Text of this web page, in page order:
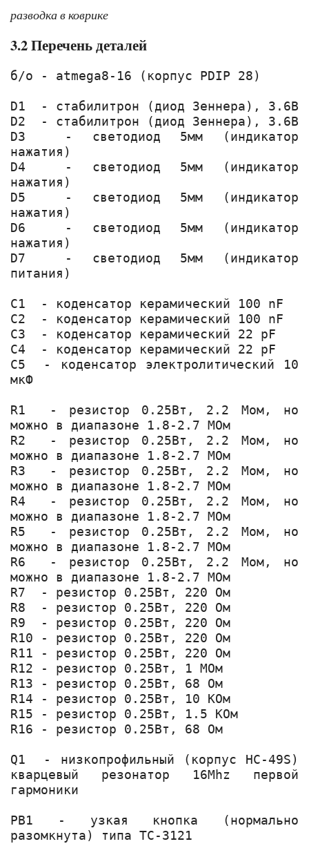
разводка в коврике
3.2 Перечень деталей
б/о - atmega8-16 (корпус PDIP 28)
D1  - стабилитрон (диод Зеннера), 3.6В
D2  - стабилитрон (диод Зеннера), 3.6В
D3  - светодиод 5мм (индикатор
нажатия)
D4  - светодиод 5мм (индикатор
нажатия)
D5  - светодиод 5мм (индикатор
нажатия)
D6  - светодиод 5мм (индикатор
нажатия)
D7  - светодиод 5мм (индикатор
питания)
C1  - коденсатор керамический 100 nF
C2  - коденсатор керамический 100 nF
C3  - коденсатор керамический 22 pF
C4  - коденсатор керамический 22 pF
C5  - коденсатор электролитический 10
мкФ
R1  - резистор 0.25Вт, 2.2 Мом, но
можно в диапазоне 1.8-2.7 МОм
R2  - резистор 0.25Вт, 2.2 Мом, но
можно в диапазоне 1.8-2.7 МОм
R3  - резистор 0.25Вт, 2.2 Мом, но
можно в диапазоне 1.8-2.7 МОм
R4  - резистор 0.25Вт, 2.2 Мом, но
можно в диапазоне 1.8-2.7 МОм
R5  - резистор 0.25Вт, 2.2 Мом, но
можно в диапазоне 1.8-2.7 МОм
R6  - резистор 0.25Вт, 2.2 Мом, но
можно в диапазоне 1.8-2.7 МОм
R7  - резистор 0.25Вт, 220 Ом
R8  - резистор 0.25Вт, 220 Ом
R9  - резистор 0.25Вт, 220 Ом
R10 - резистор 0.25Вт, 220 Ом
R11 - резистор 0.25Вт, 220 Ом
R12 - резистор 0.25Вт, 1 МОм
R13 - резистор 0.25Вт, 68 Ом
R14 - резистор 0.25Вт, 10 КОм
R15 - резистор 0.25Вт, 1.5 КОм
R16 - резистор 0.25Вт, 68 Ом
Q1  - низкопрофильный (корпус HC-49S)
кварцевый резонатор 16Mhz первой
гармоники
PB1 - узкая кнопка (нормально
разомкнута) типа TC-3121